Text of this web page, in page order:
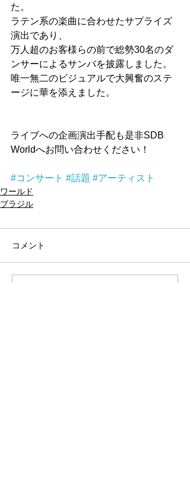
た。
ラテン系の楽曲に合わせたサプライズ
演出であり、
万人超のお客様らの前で総勢30名のダ
ンサーによるサンバを披露しました。
唯一無二のビジュアルで大興奮のステ
ージに華を添えました。
ライブへの企画演出手配も是非SDB
Worldへお問い合わせください！
#コンサート #話題 #アーティスト
ワールド
ブラジル
コメント